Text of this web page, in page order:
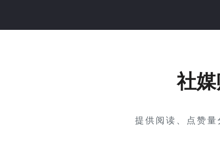
社
提供阅读、点赞